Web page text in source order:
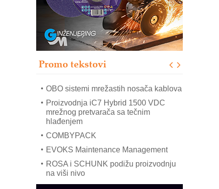
Promo tekstovi
IB BLUMENAUER - više od 40 godina
poverenja u industriji
RMQ-TITAN ADVANCED INDICATOR
– Pametna signalizacija za efikasnije
upravljanje mašinama
Mitutoyo Crysta-Apex V PLUS: Nova
OBO sistemi mrežastih nosača kablova
Proizvodnja iC7 Hybrid 1500 VDC
mrežnog pretvarača sa tečnim
hlađenjem
COMBYPACK
EVOKS Maintenance Management
ROSA i SCHUNK podižu proizvodnju
na viši nivo